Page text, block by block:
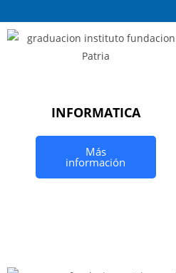
INFORMATICA
Más
información